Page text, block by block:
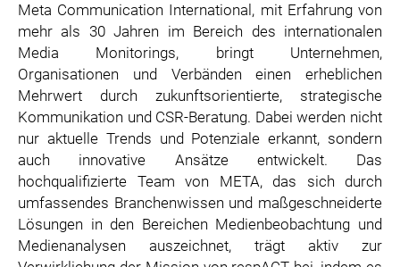
Meta Communication International, mit Erfahrung von
mehr als 30 Jahren im Bereich des internationalen
Media Monitorings, bringt Unternehmen,
Organisationen und Verbänden einen erheblichen
Mehrwert durch zukunftsorientierte, strategische
Kommunikation und CSR-Beratung. Dabei werden nicht
nur aktuelle Trends und Potenziale erkannt, sondern
auch innovative Ansätze entwickelt. Das
hochqualifizierte Team von META, das sich durch
umfassendes Branchenwissen und maßgeschneiderte
Lösungen in den Bereichen Medienbeobachtung und
Medienanalysen auszeichnet, trägt aktiv zur